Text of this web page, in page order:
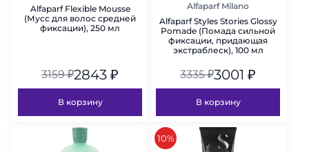
Alfaparf Flexible Mousse
(Мусс для волос средней
фиксации), 250 мл
3159₽2843 ₽
В корзину
Alfaparf Milano
Alfaparf Styles Stories Glossy
Pomade (Помада сильной
фиксации, придающая
экстраблеск), 100 мл
3335₽3001 ₽
В корзину
скидка
10%